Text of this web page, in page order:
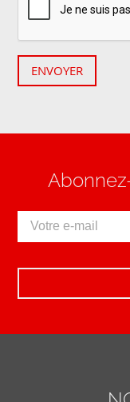
ENVOYER